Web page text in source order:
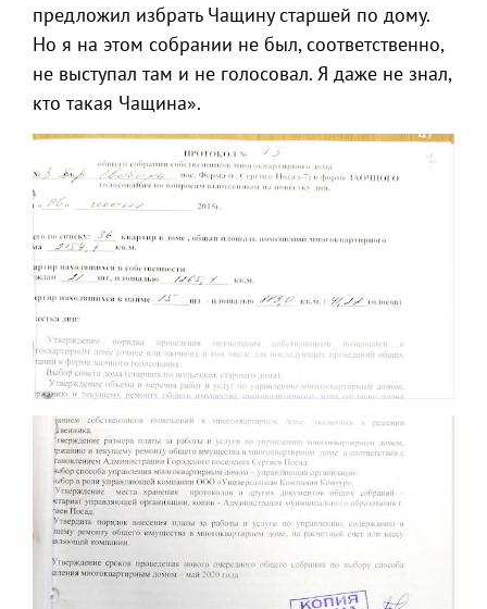
предложил избрать Чащину старшей по дому.
Но я на этом собрании не был, соответственно,
не выступал там и не голосовал. Я даже не знал,
кто такая Чащина».